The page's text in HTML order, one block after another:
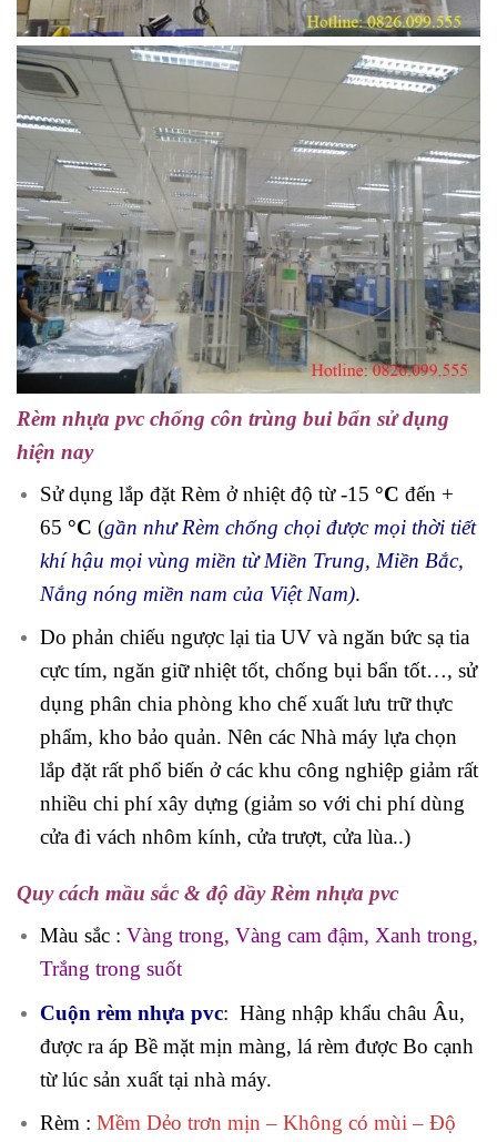
Rèm nhựa pvc chống côn trùng bui bẩn sử dụng
hiện nay
Sử dụng lắp đặt Rèm ở nhiệt độ từ -15 °C đến +
65 °C (gần như Rèm chống chọi được mọi thời tiết
khí hậu mọi vùng miền từ Miền Trung, Miền Bắc,
Nắng nóng miền nam của Việt Nam).
Do phản chiếu ngược lại tia UV và ngăn bức sạ tia
cực tím, ngăn giữ nhiệt tốt, chống bụi bẩn tốt…, sử
dụng phân chia phòng kho chế xuất lưu trữ thực
phẩm, kho bảo quản. Nên các Nhà máy lựa chọn
lắp đặt rất phổ biến ở các khu công nghiệp giảm rất
nhiều chi phí xây dựng (giảm so với chi phí dùng
cửa đi vách nhôm kính, cửa trượt, cửa lùa..)
Quy cách mầu sắc & độ dầy Rèm nhựa pvc
Màu sắc : Vàng trong, Vàng cam đậm, Xanh trong,
Trắng trong suốt
Cuộn rèm nhựa pvc: Hàng nhập khẩu châu Âu,
được ra áp Bề mặt mịn màng, lá rèm được Bo cạnh
từ lúc sản xuất tại nhà máy.
Rèm : Mềm Dẻo trơn mịn – Không có mùi – Độ